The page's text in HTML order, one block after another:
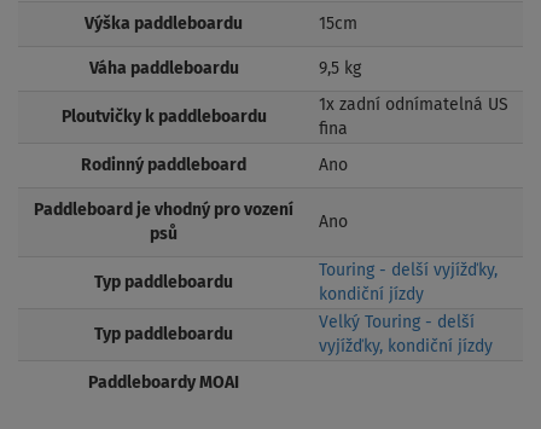
Výška paddleboardu 15cm
Váha paddleboardu 9,5 kg
Ploutvičky k paddleboardu
1x zadní odnímatelná US
fina
Rodinný paddleboard Ano
Paddleboard je vhodný pro vození
psů
Ano
Typ paddleboardu
Touring - delší vyjížďky,
kondiční jízdy
Typ paddleboardu
Velký Touring - delší
vyjížďky, kondiční jízdy
Paddleboardy MOAI